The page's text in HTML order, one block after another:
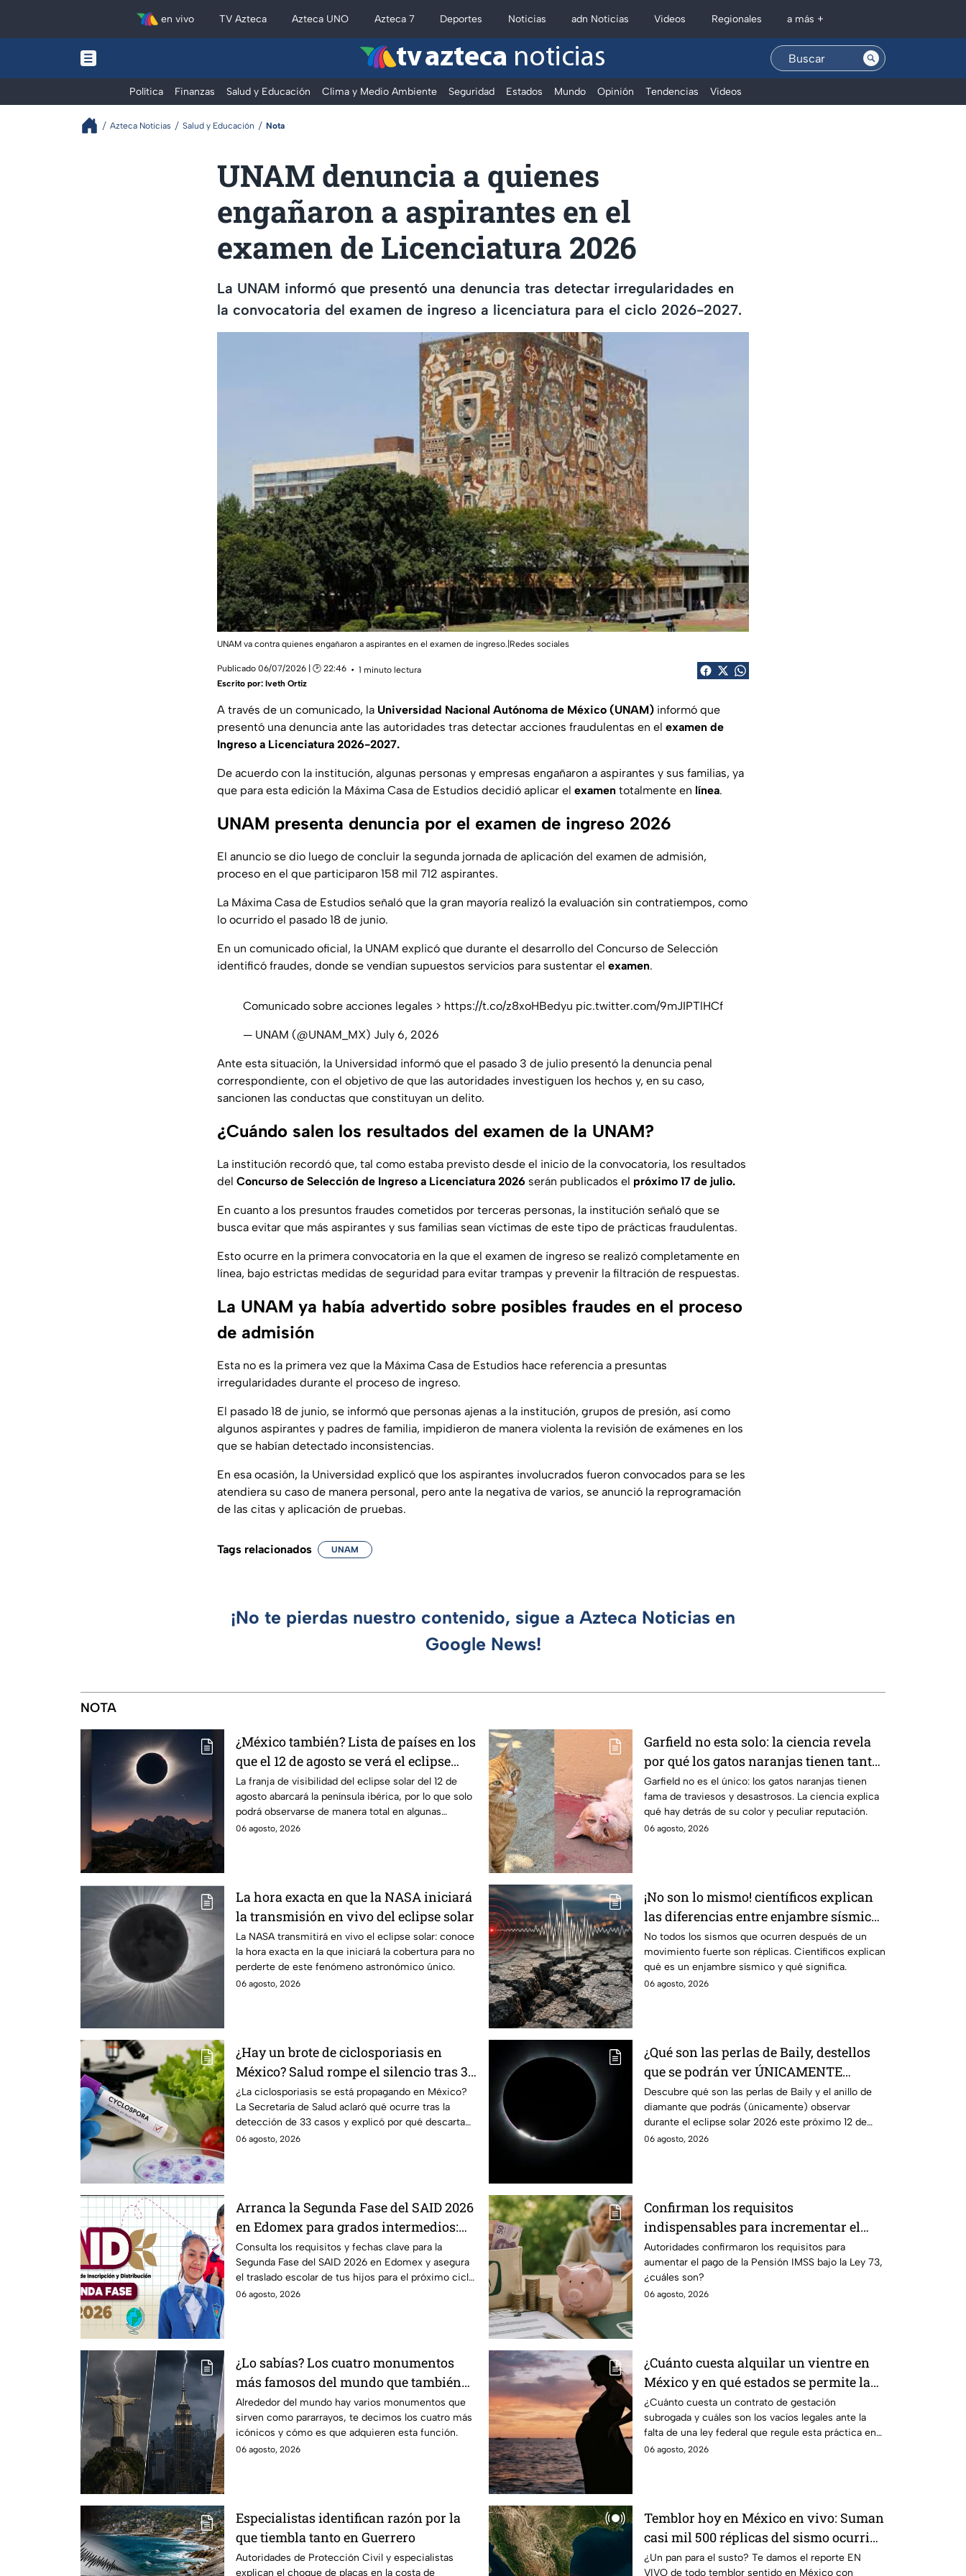
en vivo TV Azteca Azteca UNO Azteca 7 Deportes Noticias adn Noticias Videos Regionales a más +
tv azteca noticias
Política Finanzas Salud y Educación Clima y Medio Ambiente Seguridad Estados Mundo Opinión Tendencias Videos
Azteca Noticias Salud y Educación Nota
UNAM denuncia a quienes
engañaron a aspirantes en el
examen de Licenciatura 2026
La UNAM informó que presentó una denuncia tras detectar irregularidades en
la convocatoria del examen de ingreso a licenciatura para el ciclo 2026-2027.
UNAM va contra quienes engañaron a aspirantes en el examen de ingreso.|Redes sociales
Publicado 06/07/2026 | 🕑 22:46
1 minuto lectura
Escrito por: Iveth Ortiz
A través de un comunicado, la Universidad Nacional Autónoma de México (UNAM) informó que
presentó una denuncia ante las autoridades tras detectar acciones fraudulentas en el examen de
Ingreso a Licenciatura 2026-2027.
De acuerdo con la institución, algunas personas y empresas engañaron a aspirantes y sus familias, ya
que para esta edición la Máxima Casa de Estudios decidió aplicar el examen totalmente en línea.
UNAM presenta denuncia por el examen de ingreso 2026
El anuncio se dio luego de concluir la segunda jornada de aplicación del examen de admisión,
proceso en el que participaron 158 mil 712 aspirantes.
La Máxima Casa de Estudios señaló que la gran mayoría realizó la evaluación sin contratiempos, como
lo ocurrido el pasado 18 de junio.
En un comunicado oficial, la UNAM explicó que durante el desarrollo del Concurso de Selección
identificó fraudes, donde se vendían supuestos servicios para sustentar el examen.
Comunicado sobre acciones legales > https://t.co/z8xoHBedyu pic.twitter.com/9mJIPTlHCf
— UNAM (@UNAM_MX) July 6, 2026
Ante esta situación, la Universidad informó que el pasado 3 de julio presentó la denuncia penal
correspondiente, con el objetivo de que las autoridades investiguen los hechos y, en su caso,
sancionen las conductas que constituyan un delito.
¿Cuándo salen los resultados del examen de la UNAM?
La institución recordó que, tal como estaba previsto desde el inicio de la convocatoria, los resultados
del Concurso de Selección de Ingreso a Licenciatura 2026 serán publicados el próximo 17 de julio.
En cuanto a los presuntos fraudes cometidos por terceras personas, la institución señaló que se
busca evitar que más aspirantes y sus familias sean víctimas de este tipo de prácticas fraudulentas.
Esto ocurre en la primera convocatoria en la que el examen de ingreso se realizó completamente en
línea, bajo estrictas medidas de seguridad para evitar trampas y prevenir la filtración de respuestas.
La UNAM ya había advertido sobre posibles fraudes en el proceso
de admisión
Esta no es la primera vez que la Máxima Casa de Estudios hace referencia a presuntas
irregularidades durante el proceso de ingreso.
El pasado 18 de junio, se informó que personas ajenas a la institución, grupos de presión, así como
algunos aspirantes y padres de familia, impidieron de manera violenta la revisión de exámenes en los
que se habían detectado inconsistencias.
En esa ocasión, la Universidad explicó que los aspirantes involucrados fueron convocados para se les
atendiera su caso de manera personal, pero ante la negativa de varios, se anunció la reprogramación
de las citas y aplicación de pruebas.
Tags relacionados UNAM
¡No te pierdas nuestro contenido, sigue a Azteca Noticias en
Google News!
NOTA
¿México también? Lista de países en los
que el 12 de agosto se verá el eclipse
solar total y en los que será parcial
La franja de visibilidad del eclipse solar del 12 de
agosto abarcará la península ibérica, por lo que solo
podrá observarse de manera total en algunas
ciudades.
06 agosto, 2026
Garfield no esta solo: la ciencia revela
por qué los gatos naranjas tienen tanta
fama de hacer "desastres"
Garfield no es el único: los gatos naranjas tienen
fama de traviesos y desastrosos. La ciencia explica
qué hay detrás de su color y peculiar reputación.
06 agosto, 2026
La hora exacta en que la NASA iniciará
la transmisión en vivo del eclipse solar
La NASA transmitirá en vivo el eclipse solar: conoce
la hora exacta en la que iniciará la cobertura para no
perderte de este fenómeno astronómico único.
06 agosto, 2026
¡No son lo mismo! científicos explican
las diferencias entre enjambre sísmico
y réplicas
No todos los sismos que ocurren después de un
movimiento fuerte son réplicas. Científicos explican
qué es un enjambre sísmico y qué significa.
06 agosto, 2026
¿Hay un brote de ciclosporiasis en
México? Salud rompe el silencio tras 33
casos detectados
¿La ciclosporiasis se está propagando en México?
La Secretaría de Salud aclaró qué ocurre tras la
detección de 33 casos y explicó por qué descarta
un brote.
06 agosto, 2026
¿Qué son las perlas de Baily, destellos
que se podrán ver ÚNICAMENTE
durante el eclipse solar 2026 del 12 de
agosto?
Descubre qué son las perlas de Baily y el anillo de
diamante que podrás (únicamente) observar
durante el eclipse solar 2026 este próximo 12 de
agosto.
06 agosto, 2026
Arranca la Segunda Fase del SAID 2026
en Edomex para grados intermedios:
Fechas clave y requisitos para cambios
de escuela
Consulta los requisitos y fechas clave para la
Segunda Fase del SAID 2026 en Edomex y asegura
el traslado escolar de tus hijos para el próximo ciclo
escolar.
06 agosto, 2026
Confirman los requisitos
indispensables para incrementar el
pago de la Pensión IMSS bajo el
régimen de la Ley 73
Autoridades confirmaron los requisitos para
aumentar el pago de la Pensión IMSS bajo la Ley 73,
¿cuáles son?
06 agosto, 2026
¿Lo sabías? Los cuatro monumentos
más famosos del mundo que también
funcionan como pararrayos
Alrededor del mundo hay varios monumentos que
sirven como pararrayos, te decimos los cuatro más
icónicos y cómo es que adquieren esta función.
06 agosto, 2026
¿Cuánto cuesta alquilar un vientre en
México y en qué estados se permite la
gestación subrogada?
¿Cuánto cuesta un contrato de gestación
subrogada y cuáles son los vacíos legales ante la
falta de una ley federal que regule esta práctica en
México?
06 agosto, 2026
Especialistas identifican razón por la
que tiembla tanto en Guerrero
Autoridades de Protección Civil y especialistas
explican el choque de placas en la costa de
Temblor hoy en México en vivo: Suman
casi mil 500 réplicas del sismo ocurrido
en Chiapas
¿Un pan para el susto? Te damos el reporte EN
VIVO de todo temblor sentido en México con